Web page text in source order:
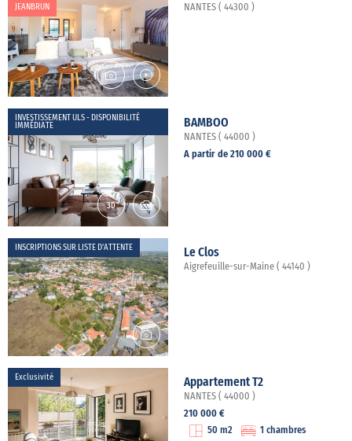
JEANBRUN NANTES ( 44300 )
INVESTISSEMENT ULS - DISPONIBILITÉ
IMMÉDIATE
BAMBOO
NANTES ( 44000 )
A partir de 210 000 €
INSCRIPTIONS SUR LISTE D'ATTENTE Le Clos
Aigrefeuille-sur-Maine ( 44140 )
Exclusivité Appartement T2
NANTES ( 44000 )
210 000 €
50 m2
1 chambres